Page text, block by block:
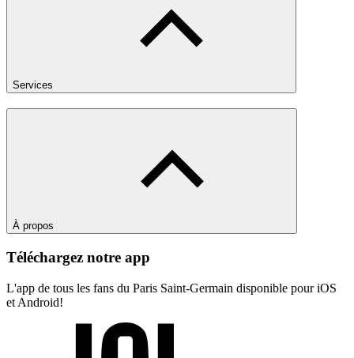
Services
À propos
Téléchargez notre app
L'app de tous les fans du Paris Saint-Germain disponible pour iOS
et Android!